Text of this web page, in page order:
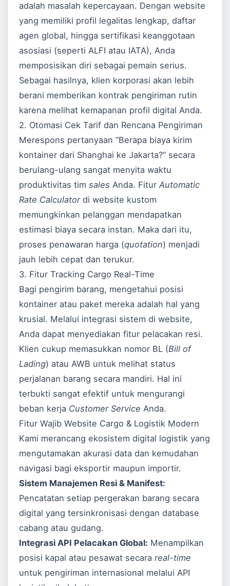
adalah masalah kepercayaan. Dengan website
yang memiliki profil legalitas lengkap, daftar
agen global, hingga sertifikasi keanggotaan
asosiasi (seperti ALFI atau IATA), Anda
memposisikan diri sebagai pemain serius.
Sebagai hasilnya, klien korporasi akan lebih
berani memberikan kontrak pengiriman rutin
karena melihat kemapanan profil digital Anda.
2. Otomasi Cek Tarif dan Rencana Pengiriman
Merespons pertanyaan “Berapa biaya kirim
kontainer dari Shanghai ke Jakarta?” secara
berulang-ulang sangat menyita waktu
produktivitas timsales Anda. FiturAutomatic
Rate Calculatordi website kustom
memungkinkan pelanggan mendapatkan
estimasi biaya secara instan. Maka dari itu,
proses penawaran harga (quotation) menjadi
jauh lebih cepat dan terukur.
3. Fitur Tracking Cargo Real-Time
Bagi pengirim barang, mengetahui posisi
kontainer atau paket mereka adalah hal yang
krusial. Melalui integrasi sistem di website,
Anda dapat menyediakan fitur pelacakan resi.
Klien cukup memasukkan nomor BL (Bill of
Lading) atau AWB untuk melihat status
perjalanan barang secara mandiri. Hal ini
terbukti sangat efektif untuk mengurangi
beban kerja Customer Service Anda.
Fitur Wajib Website Cargo & Logistik Modern
Kami merancang ekosistem digital logistik yang
mengutamakan akurasi data dan kemudahan
navigasi bagi eksportir maupun importir.
Sistem Manajemen Resi & Manifest:
Pencatatan setiap pergerakan barang secara
digital yang tersinkronisasi dengan database
cabang atau gudang.
Integrasi API Pelacakan Global: Menampilkan
posisi kapal atau pesawat secarareal-time
untuk pengiriman internasional melalui API